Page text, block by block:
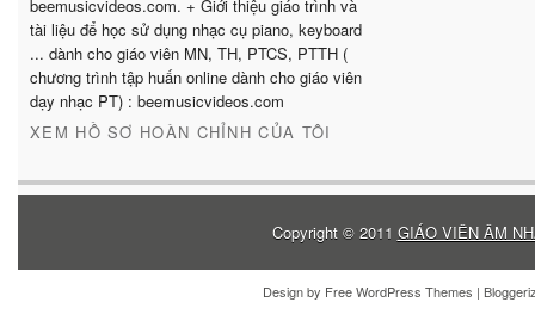
beemusicvideos.com. + Giới thiệu giáo trình và
tài liệu để học sử dụng nhạc cụ piano, keyboard
... dành cho giáo viên MN, TH, PTCS, PTTH (
chương trình tập huấn online dành cho giáo viên
dạy nhạc PT) : beemusicvideos.com
XEM HỒ SƠ HOÀN CHỈNH CỦA TÔI
Copyright © 2011 GIÁO VIÊN ÂM
Design by Free WordPress Themes |